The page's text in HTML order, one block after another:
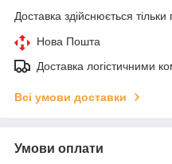
Доставка здійснюється тільки
Нова Пошта
Доставка логістичними
Всі умови доставки
Умови оплати